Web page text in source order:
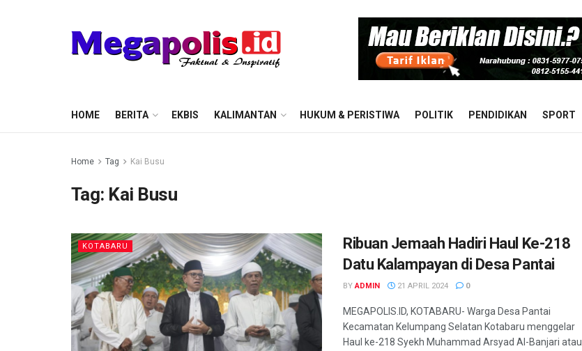
HOME BERITA EKBIS KALIMANTAN HUKUM & PERISTIWA POLITIK PENDIDIKAN SPORT
Home Tag Kai Busu
Tag: Kai Busu
KOTABARU
Ribuan Jemaah Hadiri Haul Ke-218
Datu Kalampayan di Desa Pantai
BY ADMIN 21 APRIL 2024 0
MEGAPOLIS.ID, KOTABARU- Warga Desa Pantai
Kecamatan Kelumpang Selatan Kotabaru menggelar
Haul ke-218 Syekh Muhammad Arsyad Al-Banjari atau